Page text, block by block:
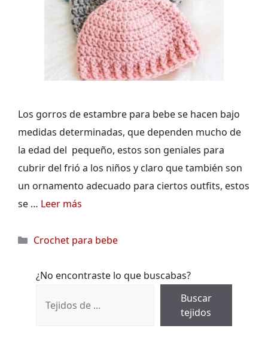
Los gorros de estambre para bebe se hacen bajo
medidas determinadas, que dependen mucho de
la edad del pequeño, estos son geniales para
cubrir del frió a los niños y claro que también son
un ornamento adecuado para ciertos outfits, estos
se … Leer más
Categorías
Crochet para bebe
¿No encontraste lo que buscabas?
Buscar
tejidos